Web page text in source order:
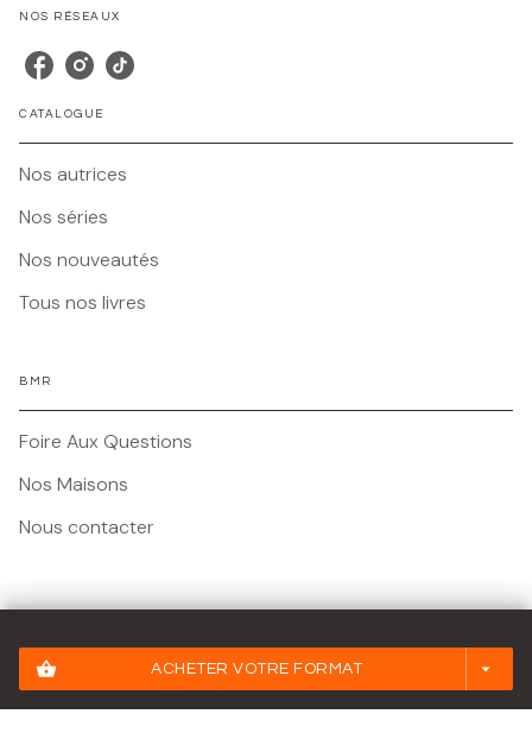
shopping_basket ACHETER VOTRE FORMAT arrow_drop_down
NOS RÉSEAUX
CATALOGUE
Nos autrices
Nos séries
Nos nouveautés
Tous nos livres
BMR
Foire Aux Questions
Nos Maisons
Nous contacter
Mentions légales
Conditions Générales d'Utilisation
Charte des Données Personnelles